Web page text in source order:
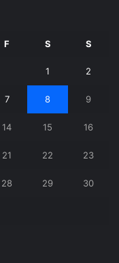
F S S
1 2
7 8 9
14 15 16
21 22 23
28 29 30